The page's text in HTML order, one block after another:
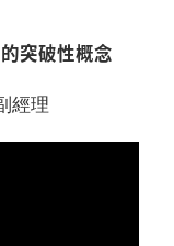
突破性概念
經理